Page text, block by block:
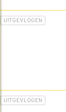
UITGEVLOGEN
UITGEVLOGEN